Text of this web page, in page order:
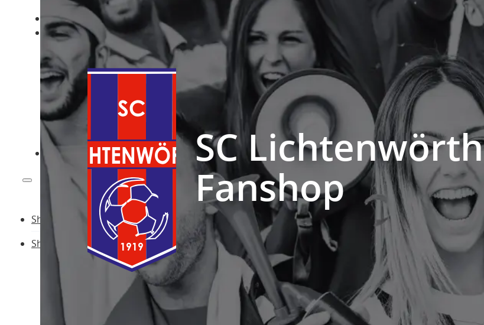
Shop
Shop by Team
Alle Vereine
ASK Bad Fischau-Brunn Fanshop
BRG Gröhrmühlgasse Fanshop
NSG Steinfeld Fanshop
SC Lichtenwörth Fanshop
SG Bucklige Welt Fanshop
VCU Wiener Neustadt Fanshop
Kontakt
Shop
Shop by Team
Alle Vereine
ASK Bad Fischau-Brunn Fanshop
BRG Gröhrmühlgasse Fanshop
SC Lichtenwörth
Fanshop